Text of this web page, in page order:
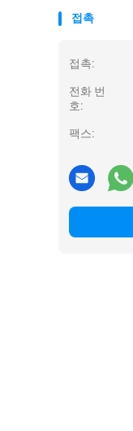
접촉
접촉:
전화 번
호:
팩스: